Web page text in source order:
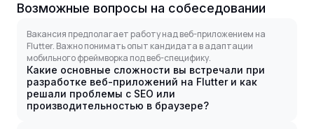
Возможные вопросы на собеседовании
Вакансия предполагает работу над веб-приложением на
Flutter. Важно понимать опыт кандидата в адаптации
мобильного фреймворка под веб-специфику.
Какие основные сложности вы встречали при
разработке веб-приложений на Flutter и как
решали проблемы с SEO или
производительностью в браузере?